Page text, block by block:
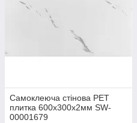
Самоклеюча стінова PET
плитка 600х300х2мм SW-
00001679